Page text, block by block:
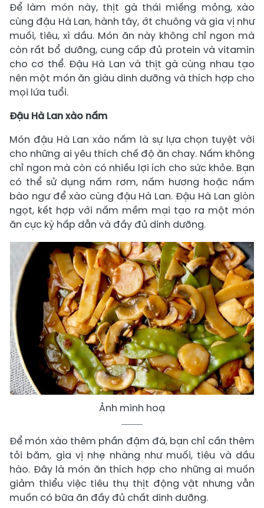
Để làm món này, thịt gà thái miếng mỏng, xào
cùng đậu Hà Lan, hành tây, ớt chuông và gia vị như
muối, tiêu, xì dầu. Món ăn này không chỉ ngon mà
còn rất bổ dưỡng, cung cấp đủ protein và vitamin
cho cơ thể. Đậu Hà Lan và thịt gà cùng nhau tạo
nên một món ăn giàu dinh dưỡng và thích hợp cho
mọi lứa tuổi.
Đậu Hà Lan xào nấm
Món đậu Hà Lan xào nấm là sự lựa chọn tuyệt vời
cho những ai yêu thích chế độ ăn chay. Nấm không
chỉ ngon mà còn có nhiều lợi ích cho sức khỏe. Bạn
có thể sử dụng nấm rơm, nấm hương hoặc nấm
bào ngư để xào cùng đậu Hà Lan. Đậu Hà Lan giòn
ngọt, kết hợp với nấm mềm mại tạo ra một món
ăn cực kỳ hấp dẫn và đầy đủ dinh dưỡng.
Ảnh minh hoạ
Để món xào thêm phần đậm đà, bạn chỉ cần thêm
tỏi băm, gia vị nhẹ nhàng như muối, tiêu và dầu
hào. Đây là món ăn thích hợp cho những ai muốn
giảm thiểu việc tiêu thụ thịt động vật nhưng vẫn
muốn có bữa ăn đầy đủ chất dinh dưỡng.